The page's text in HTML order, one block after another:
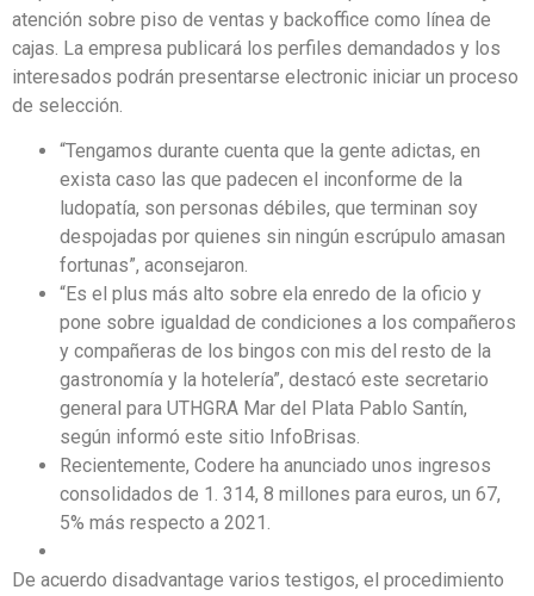
atención sobre piso de ventas y backoffice como línea de
cajas. La empresa publicará los perfiles demandados y los
interesados podrán presentarse electronic iniciar un proceso
de selección.
“Tengamos durante cuenta que la gente adictas, en
exista caso las que padecen el inconforme de la
ludopatía, son personas débiles, que terminan soy
despojadas por quienes sin ningún escrúpulo amasan
fortunas”, aconsejaron.
“Es el plus más alto sobre ela enredo de la oficio y
pone sobre igualdad de condiciones a los compañeros
y compañeras de los bingos con mis del resto de la
gastronomía y la hotelería”, destacó este secretario
general para UTHGRA Mar del Plata Pablo Santín,
según informó este sitio InfoBrisas.
Recientemente, Codere ha anunciado unos ingresos
consolidados de 1. 314, 8 millones para euros, un 67,
5% más respecto a 2021.
De acuerdo disadvantage varios testigos, el procedimiento